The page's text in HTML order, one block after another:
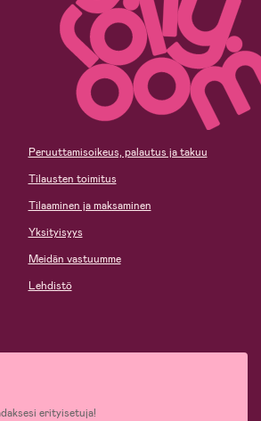
Peruuttamisoikeus, palautus ja takuu
Tilausten toimitus
Tilaaminen ja maksaminen
Yksityisyys
Meidän vastuumme
Lehdistö
erityisetuja!